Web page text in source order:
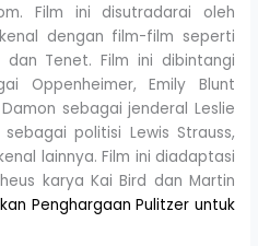
Film ini disutradarai oleh
dengan film-film seperti
dan Tenet. Film ini dibintangi
Oppenheimer, Emily Blunt
sebagai jenderal Leslie
politisi Lewis Strauss,
lainnya. Film ini diadaptasi
karya Kai Bird dan Martin
Penghargaan Pulitzer untuk